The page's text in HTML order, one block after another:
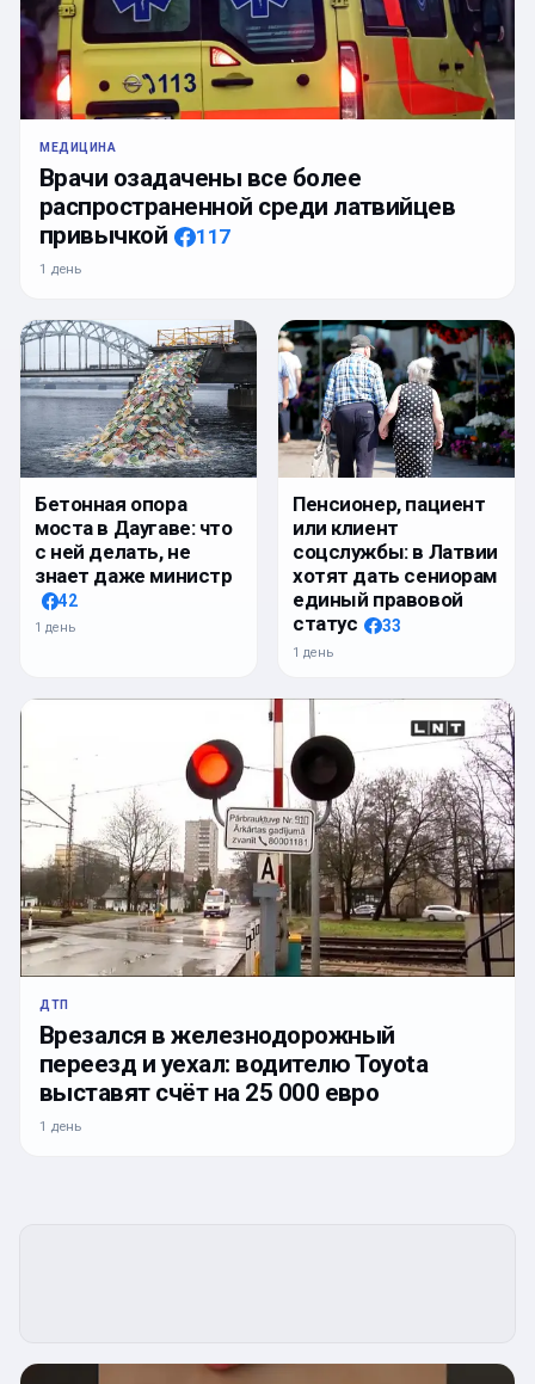
МЕДИЦИНА
Врачи озадачены все более
распространенной среди латвийцев
привычкой
117
1 день
Бетонная опора
моста в Даугаве: что
с ней делать, не
знает даже министр
42
1 день
Пенсионер, пациент
или клиент
соцслужбы: в Латвии
хотят дать сениорам
единый правовой
статус
33
1 день
ДТП
Врезался в железнодорожный
переезд и уехал: водителю Toyota
выставят счёт на 25 000 евро
1 день